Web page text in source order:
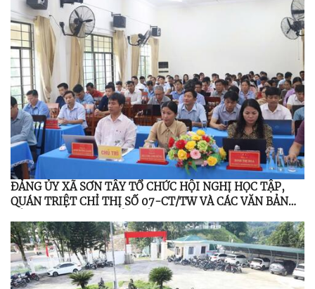
ĐẢNG ỦY XÃ SƠN TÂY TỔ CHỨC HỘI NGHỊ HỌC TẬP,
QUÁN TRIỆT CHỈ THỊ SỐ 07-CT/TW VÀ CÁC VĂN BẢN